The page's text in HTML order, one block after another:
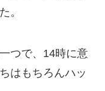
。
つで、14時に意
はもちろんハッ